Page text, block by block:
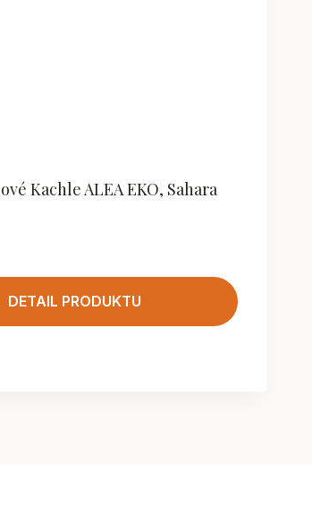
Kachle ALEA EKO, Sahara
DETAIL PRODUKTU